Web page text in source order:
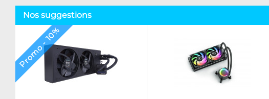
Nos suggestions
Promo - 10%